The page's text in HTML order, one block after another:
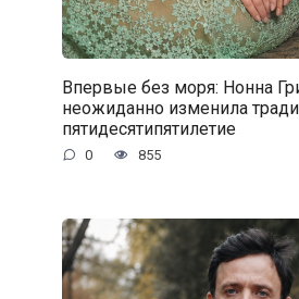
Впервые без моря: Нонна
неожиданно изменила
пятидесятипятилетие
0 855